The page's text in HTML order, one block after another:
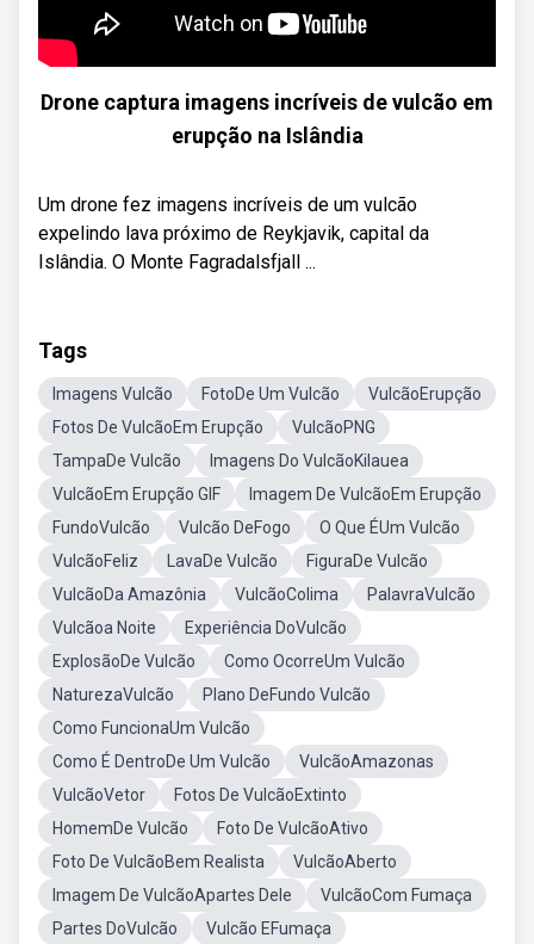
Drone captura imagens incríveis de vulcão em
erupção na Islândia
Um drone fez imagens incríveis de um vulcão
expelindo lava próximo de Reykjavik, capital da
Islândia. O Monte Fagradalsfjall ...
Tags
Imagens Vulcão FotoDe Um Vulcão
VulcãoErupção
Fotos De VulcãoEm Erupção
VulcãoPNG
TampaDe Vulcão
Imagens Do VulcãoKilauea
VulcãoEm Erupção GIF
Imagem De VulcãoEm Erupção
FundoVulcão
Vulcão DeFogo
O Que ÉUm Vulcão
VulcãoFeliz
LavaDe Vulcão
FiguraDe Vulcão
VulcãoDa Amazônia
VulcãoColima
PalavraVulcão
Vulcãoa Noite
Experiência DoVulcão
ExplosãoDe Vulcão
Como OcorreUm Vulcão
NaturezaVulcão
Plano DeFundo Vulcão
Como FuncionaUm Vulcão
Como É DentroDe Um Vulcão
VulcãoAmazonas
VulcãoVetor
Fotos De VulcãoExtinto
HomemDe Vulcão
Foto De VulcãoAtivo
Foto De VulcãoBem Realista
VulcãoAberto
Imagem De VulcãoApartes Dele
VulcãoCom Fumaça
Partes DoVulcão
Vulcão EFumaça